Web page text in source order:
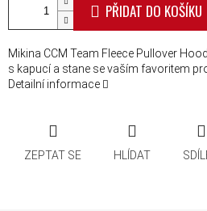
PŘIDAT DO KOŠÍKU
Mikina CCM Team Fleece Pullover
s kapucí a stane se vaším favoritem
Detailní informace
ZEPTAT SE HLÍDAT